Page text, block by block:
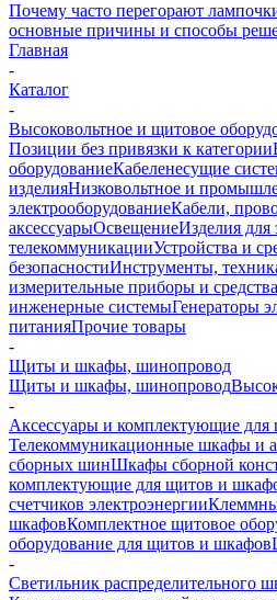
Почему часто перегорают
основные причины и способы
Главная
-
Каталог
-
Высоковольтное и щитовое
Позиции без привязки к категории
оборудованиеКабеленесущие
изделияНизковольтное и
электрооборудованиеКабели,
аксессуарыОсвещениеИзделия для
телекоммуникацииУстройства и
безопасностиИнструменты,
измерительные приборы и
инженерные системыГенераторы
питанияПрочие товары
-
Щиты и шкафы, шинопровод
Щиты и шкафы, шинопровод
-
Аксессуары и комплектующие
Телекоммуникационные шкафы и
сборных шинШкафы сборной
комплектующие для щитов и
счетчиков электроэнергии
шкафовКомплектное щитовое
оборудование для щитов и шкафов
-
Светильник распределительного